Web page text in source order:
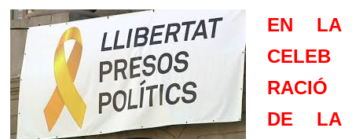
EN LA
CELEB
RACIÓ
DE LA